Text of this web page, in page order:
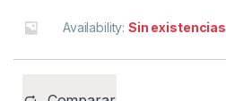
Availability:Sin existencias